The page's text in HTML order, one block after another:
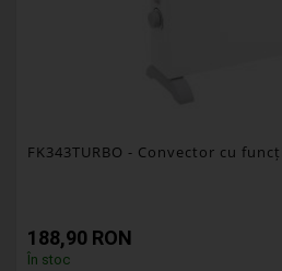
FK343TURBO - Convector cu
188,90 RON
În stoc